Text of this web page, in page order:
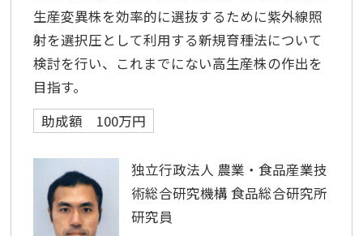
生産変異株を効率的に選抜するために紫外線照
射を選択圧として利用する新規育種法について
検討を行い、これまでにない高生産株の作出を
目指す。
助成額 100万円
独立行政法人 農業・食品産業技
術総合研究機構 食品総合研究所
研究員